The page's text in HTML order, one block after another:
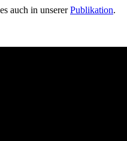
auch in unsererPublikation.